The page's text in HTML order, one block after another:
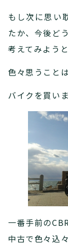
もし次に思い
たか、今後ど
考えてみよう
色々思うこと
バイクを買い
一番手前の
中古で色々込